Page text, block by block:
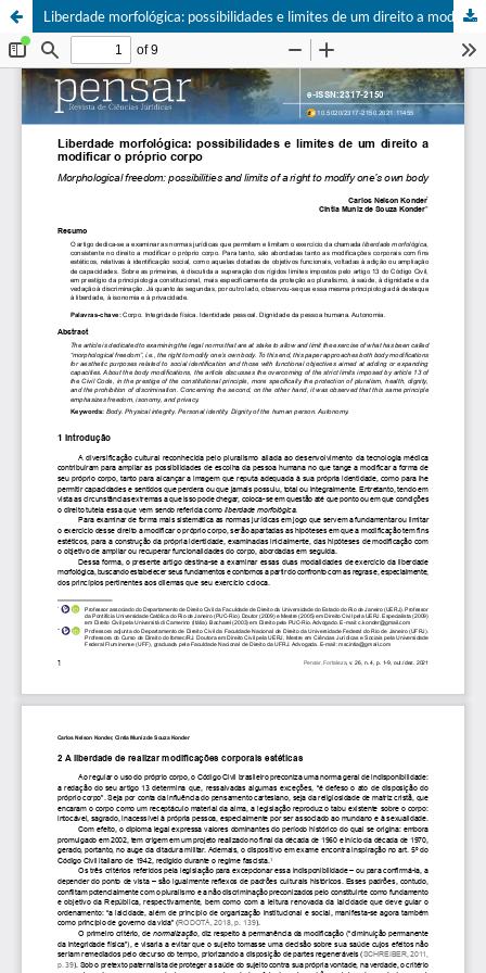
Liberdade morfológica: possibilidades e limites de um direito a modificar o próprio corpo